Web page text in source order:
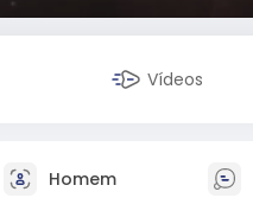
Vídeos
Homem